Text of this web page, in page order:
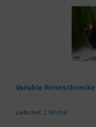
Variable
Lieferzeit: 1 Woche